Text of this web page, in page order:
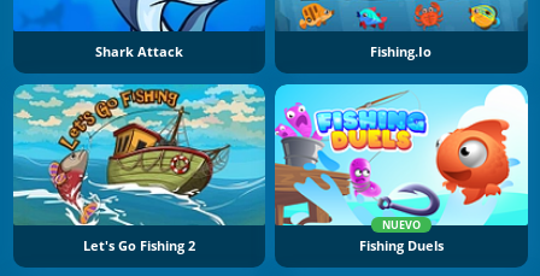
Shark Attack Fishing.io
Let's Go Fishing 2
NUEVO
Fishing Duels